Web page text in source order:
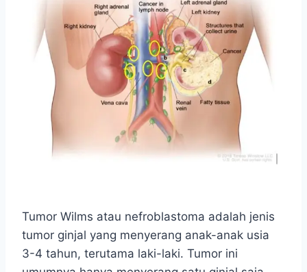
Tumor Wilms atau nefroblastoma adalah jenis
tumor ginjal yang menyerang anak-anak usia
3-4 tahun, terutama laki-laki. Tumor ini